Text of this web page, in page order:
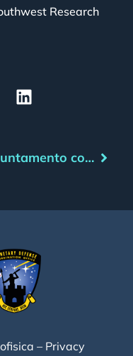
Research
Appuntamento con l’asteroide – gennaio 2026
– Privacy